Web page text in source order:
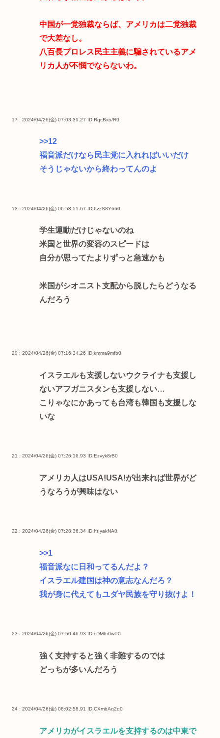
中国が一党独裁ならば、アメリカは二党独裁
で大差なし。
八百長プロレス民主主義に騙されているアメ
リカ人が不憫でならないわ。
17 : 2024/04/26(金) 07:03:39.27 ID:RqcBxo/R0
>>12
福音派だけなら民主党に入れればいいだけ
そうじゃないから終わってんのよ
13 : 2024/04/26(金) 06:53:51.67 ID:6zzS8Y660
学生運動だけじゃないのね
米国と世界の変容のスピードは
自分が思ってたよりずっと急速かも
米国がシオニスト支配から脱したらどうなる
んだろう
20 : 2024/04/26(金) 07:16:34.26 ID:kmma9mfb0
イスラエルも支援しないウクライナも支援し
ないアフガニスタンも支援しない…
こりゃなにかあっても台湾も韓国も支援しな
いな
21 : 2024/04/26(金) 07:26:16.93 ID:Ezvyk8rB0
アメリカ人はUSA!USA!が出来れば世界がど
うなろうが興味はない
22 : 2024/04/26(金) 07:28:36.34 ID:htIyakNA0
>>1
福音派なに日和ってるんだよ？
イスラエル建国は神の意志なんだろ？
我が身に代えてもユダヤ民族を守り抜けよ！
23 : 2024/04/26(金) 07:50:46.93 ID:cDM6r0wP0
強く支持すると強く非難するのでは
どっちが多いんだろう
24 : 2024/04/26(金) 08:02:58.91 ID:CXmbAq2q0
アメリカがイスラエルを支持するのは中東で